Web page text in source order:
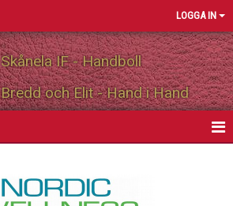
LOGGA IN
Skånela IF - Handboll
Bredd och Elit - Hand i Hand